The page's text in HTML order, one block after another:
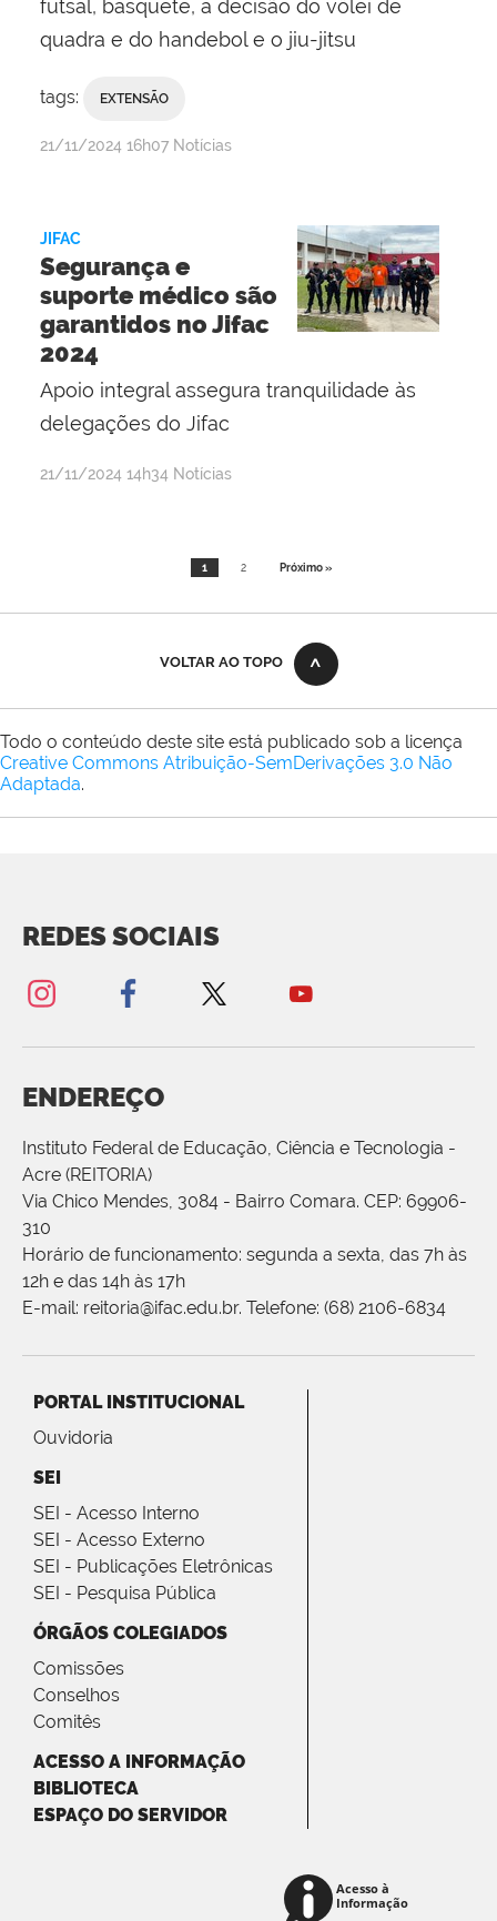
futsal, basquete, a decisão do vôlei de
quadra e do handebol e o jiu-jitsu
tags: EXTENSÃO
por
Oliveira
publicado
21/11/2024 16h07 Notícias
JIFAC
Segurança e
suporte médico são
garantidos no Jifac
2024
Apoio integral assegura tranquilidade às
delegações do Jifac
por
publicado
21/11/2024 14h34 Notícias
1 2 Próximo »
VOLTAR AO TOPO
Todo o conteúdo deste site está publicado sob a licença
Creative Commons Atribuição-SemDerivações 3.0 Não
Adaptada.
REDES SOCIAIS
ENDEREÇO
Instituto Federal de Educação, Ciência e Tecnologia -
Acre (REITORIA)
Via Chico Mendes, 3084 - Bairro Comara. CEP: 69906-
310
Horário de funcionamento: segunda a sexta, das 7h às
12h e das 14h às 17h
E-mail: reitoria@ifac.edu.br. Telefone: (68) 2106-6834
PORTAL INSTITUCIONAL
Ouvidoria
SEI
SEI - Acesso Interno
SEI - Acesso Externo
SEI - Publicações Eletrônicas
SEI - Pesquisa Pública
ÓRGÃOS COLEGIADOS
Comissões
Conselhos
Comitês
ACESSO A INFORMAÇÃO
BIBLIOTECA
ESPAÇO DO SERVIDOR